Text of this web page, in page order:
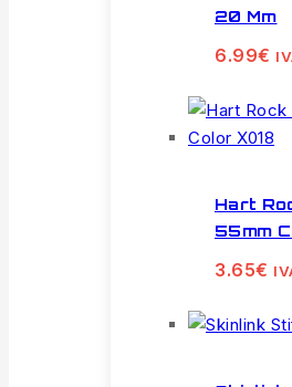
20 Mm
6.99€
Hart
55mm
3.65€